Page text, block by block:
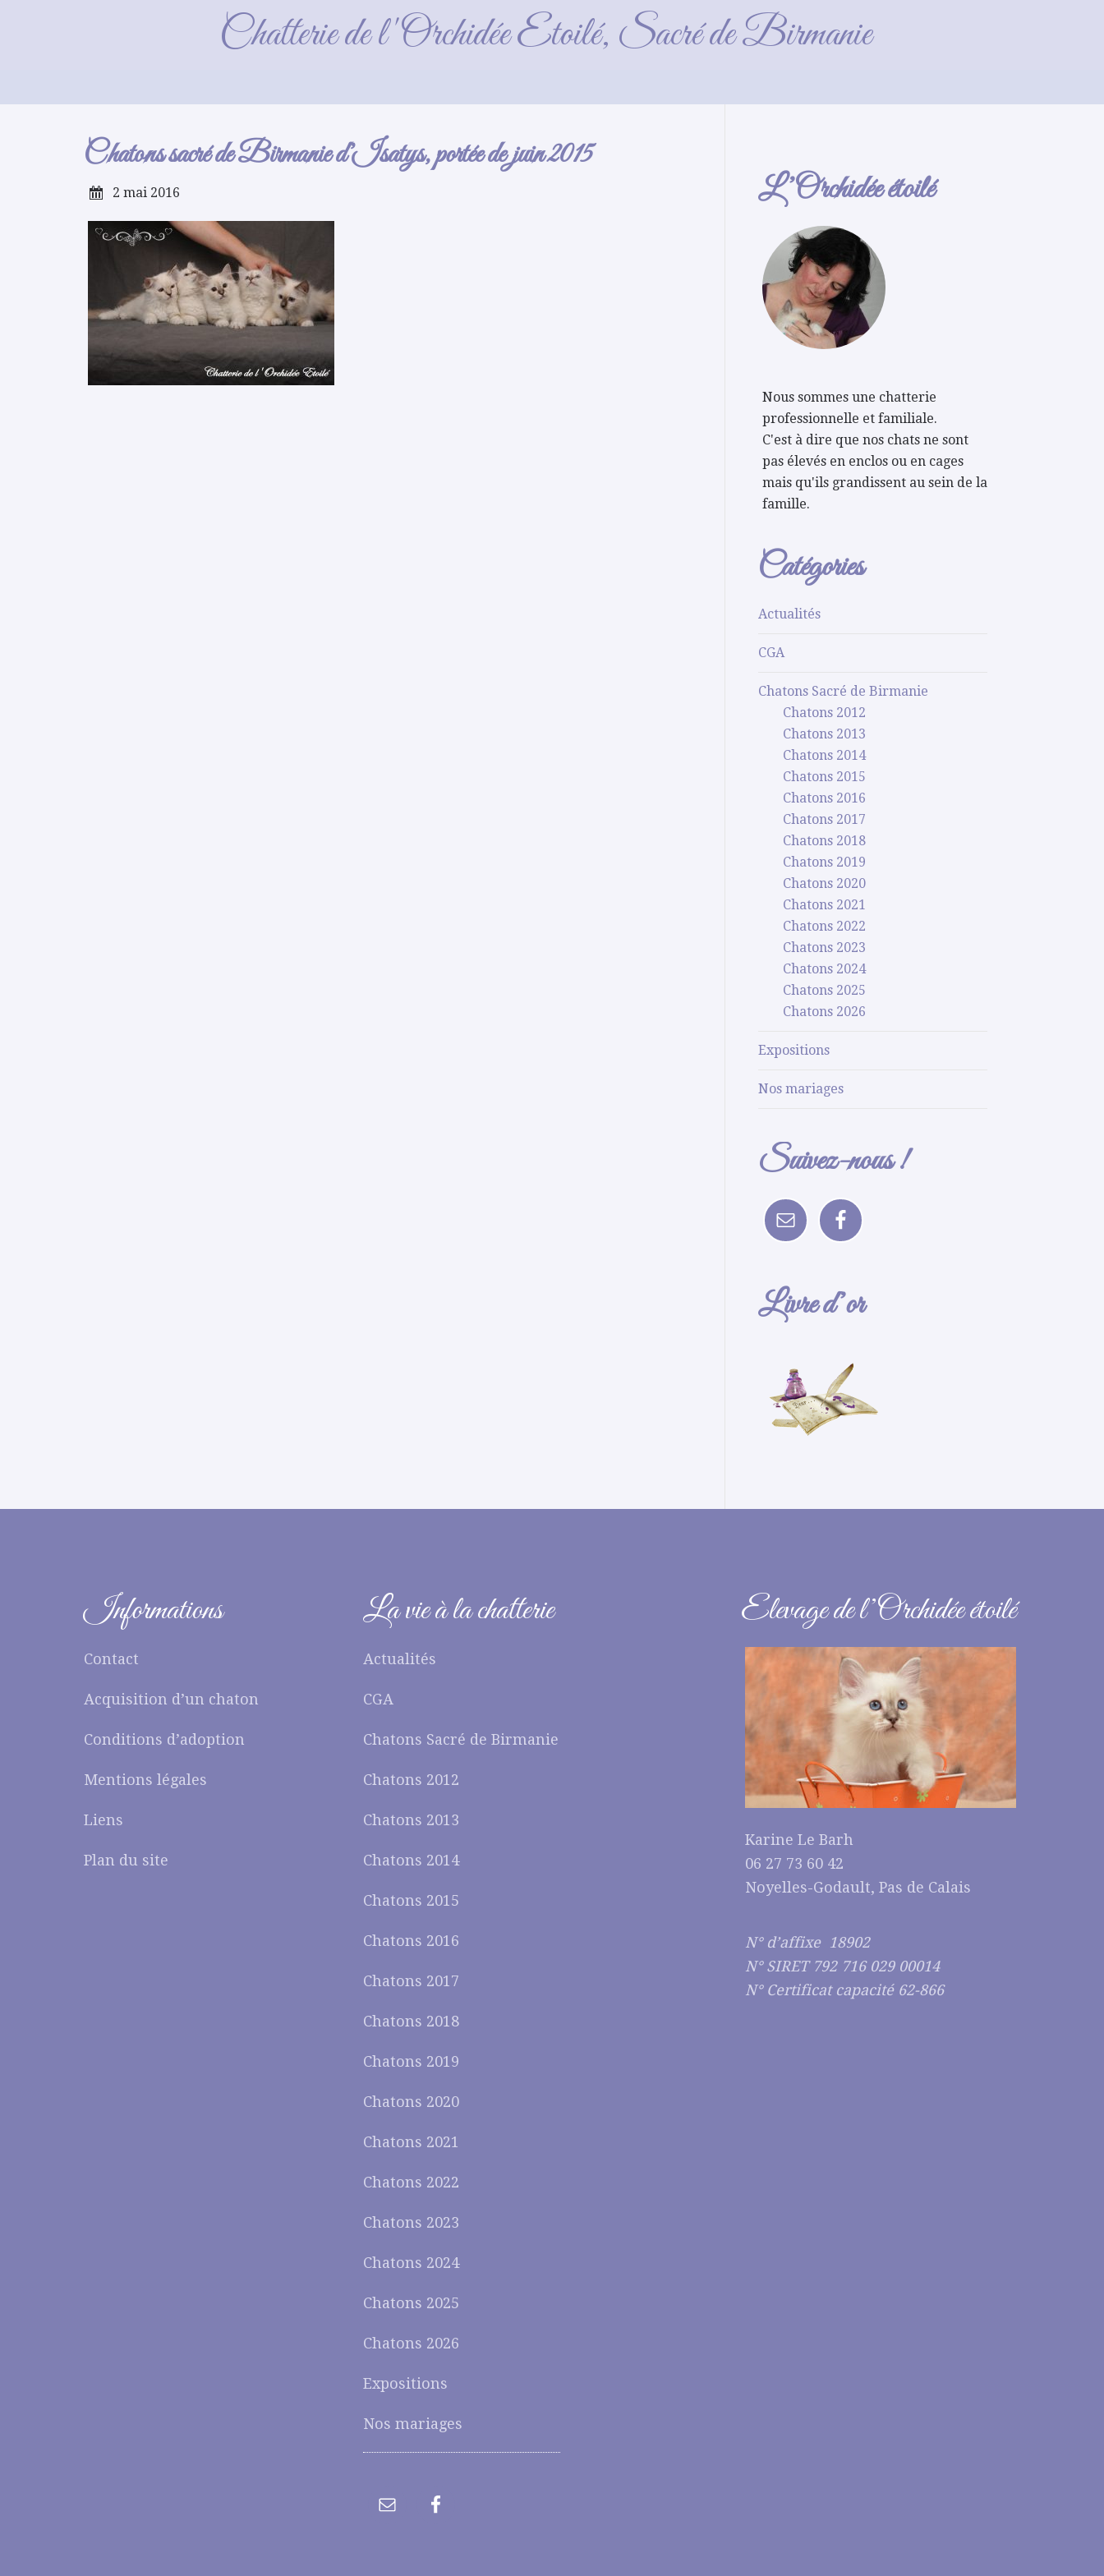
Chatterie de l'Orchidée Etoilé, Sacré de Birmanie
Chatons sacré de Birmanie d’Isatys, portée de juin 2015
Chatons sacré de Birmanie d’Isatys, portée de juin 2015
2 mai 2016 L’Orchidée étoilé
Nous sommes une chatterie
professionnelle et familiale.
C'est à dire que nos chats ne sont
pas élevés en enclos ou en cages
mais qu'ils grandissent au sein de la
famille.
Catégories
Actualités
CGA
Chatons Sacré de Birmanie
Chatons 2012
Chatons 2013
Chatons 2014
Chatons 2015
Chatons 2016
Chatons 2017
Chatons 2018
Chatons 2019
Chatons 2020
Chatons 2021
Chatons 2022
Chatons 2023
Chatons 2024
Chatons 2025
Chatons 2026
Expositions
Nos mariages
Suivez-nous !
Livre d’or
Informations
Contact
Acquisition d’un chaton
Conditions d’adoption
Mentions légales
Liens
Plan du site
La vie à la chatterie
Actualités
CGA
Chatons Sacré de Birmanie
Chatons 2012
Chatons 2013
Chatons 2014
Chatons 2015
Chatons 2016
Chatons 2017
Chatons 2018
Chatons 2019
Chatons 2020
Chatons 2021
Chatons 2022
Chatons 2023
Chatons 2024
Chatons 2025
Chatons 2026
Expositions
Nos mariages
Elevage de l’Orchidée étoilé
Karine Le Barh
06 27 73 60 42
Noyelles-Godault, Pas de Calais
N° d’affixe 18902
N° SIRET 792 716 029 00014
N° Certificat capacité 62-866